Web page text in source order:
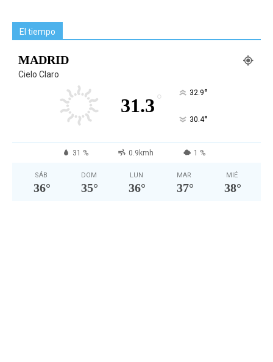
El tiempo
MADRID
Cielo Claro
31.3 ° 32.9°
30.4°
31 % 0.9kmh 1 %
SÁB
36°
DOM
35°
LUN
36°
MAR
37°
MIÉ
38°